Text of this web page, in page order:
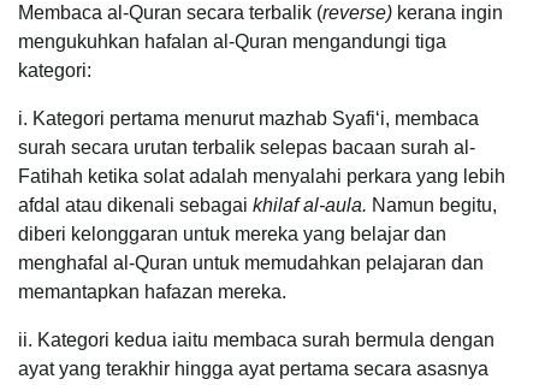
Membaca al-Quran secara terbalik (reverse) kerana ingin
mengukuhkan hafalan al-Quran mengandungi tiga
kategori:
i. Kategori pertama menurut mazhab Syafi‘i, membaca
surah secara urutan terbalik selepas bacaan surah al-
Fatihah ketika solat adalah menyalahi perkara yang lebih
afdal atau dikenali sebagai khilaf al-aula. Namun begitu,
diberi kelonggaran untuk mereka yang belajar dan
menghafal al-Quran untuk memudahkan pelajaran dan
memantapkan hafazan mereka.
ii. Kategori kedua iaitu membaca surah bermula dengan
ayat yang terakhir hingga ayat pertama secara asasnya